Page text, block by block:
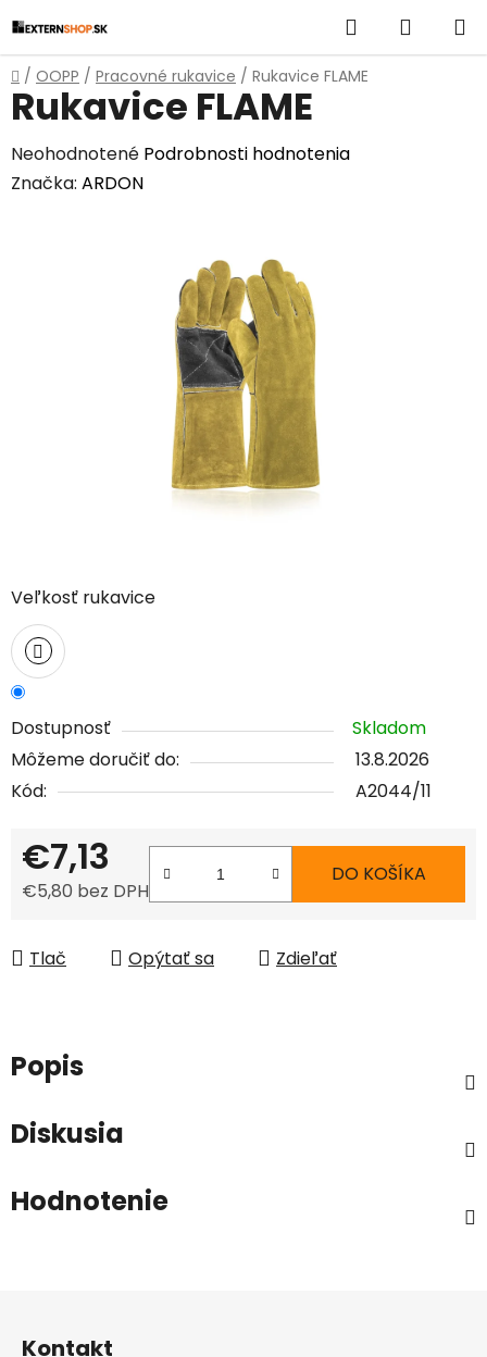
na
obsah
Hľadať
KOŠÍK
Domov
/ OOPP / Pracovné rukavice / Rukavice FLAME
Veľkosť rukavice
Dostupnosť
Skladom
Môžeme doručiť do:
13.8.2026
Kód:
A2044/11
€7,13
€5,80 bez DPH
DO KOŠÍKA
Tlač Opýtať sa Zdieľať
Rukavice FLAME
Priemerné
hodnotenie
Neohodnotené Podrobnosti hodnotenia
Značka: ARDON
Popis
Diskusia
Hodnotenie
Kontakt